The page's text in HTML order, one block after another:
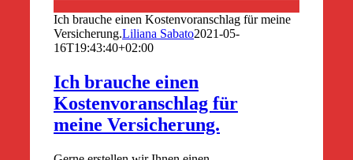
Ich brauche einen Kostenvoranschlag für meine
Versicherung.Liliana Sabato2021-05-
16T19:43:40+02:00
Ich brauche einen
Kostenvoranschlag für
meine Versicherung.